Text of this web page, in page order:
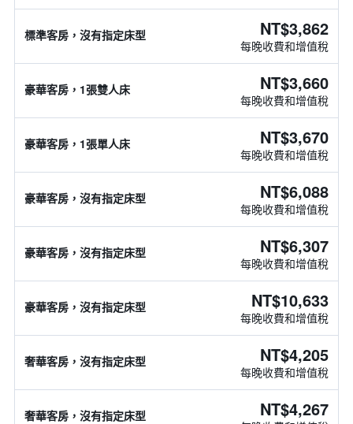
標準客房，沒有指定床型 NT$3,862
每晚收費和增值稅
豪華客房，1張雙人床 NT$3,660
每晚收費和增值稅
豪華客房，1張單人床 NT$3,670
每晚收費和增值稅
豪華客房，沒有指定床型 NT$6,088
每晚收費和增值稅
豪華客房，沒有指定床型 NT$6,307
每晚收費和增值稅
豪華客房，沒有指定床型 NT$10,633
每晚收費和增值稅
奢華客房，沒有指定床型 NT$4,205
每晚收費和增值稅
奢華客房，沒有指定床型 NT$4,267